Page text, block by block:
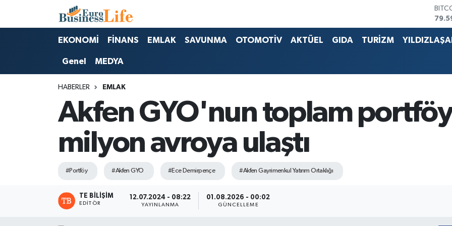
EKONOMİ FİNANS EMLAK SAVUNMA OTOMOTİV AKTÜEL GIDA TURİZM
Genel MEDYA
HABERLER EMLAK
Akfen GYO'nun toplam
milyon avroya ulaştı
#Portföy #Akfen GYO #Ece Demirpençe #Akfen Gayrimenkul Yatırım Ortaklığı
TE BILIŞIM
EDITÖR
12.07.2024 - 08:22
YAYINLANMA
01.08.2026 - 00:02
GÜNCELLEME
Nöbetçi Eczaneler
Hava Durumu
Namaz Vakitleri
Trafik Durumu
Süper Lig Puan Durumu ve Fikstür
Tüm Manşetler
Son Dakika Haberleri